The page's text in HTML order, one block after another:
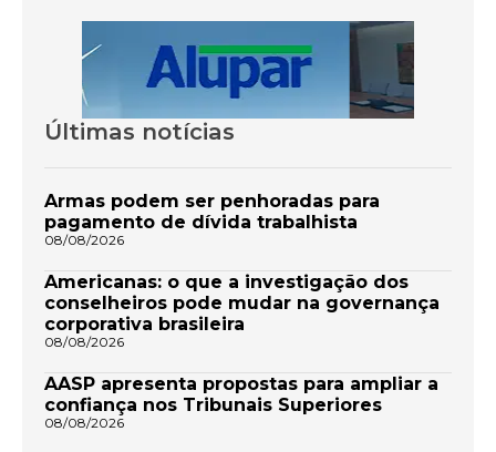
Últimas notícias
Armas podem ser penhoradas para
pagamento de dívida trabalhista
08/08/2026
Americanas: o que a investigação dos
conselheiros pode mudar na governança
corporativa brasileira
08/08/2026
AASP apresenta propostas para ampliar a
confiança nos Tribunais Superiores
08/08/2026